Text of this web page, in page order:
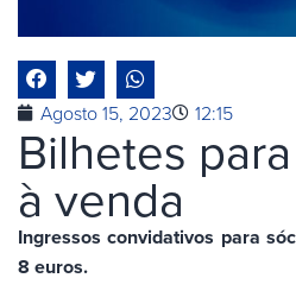
Agosto 15, 2023 12:15
Bilhetes
à venda
Ingressos convidativos para
8 euros.